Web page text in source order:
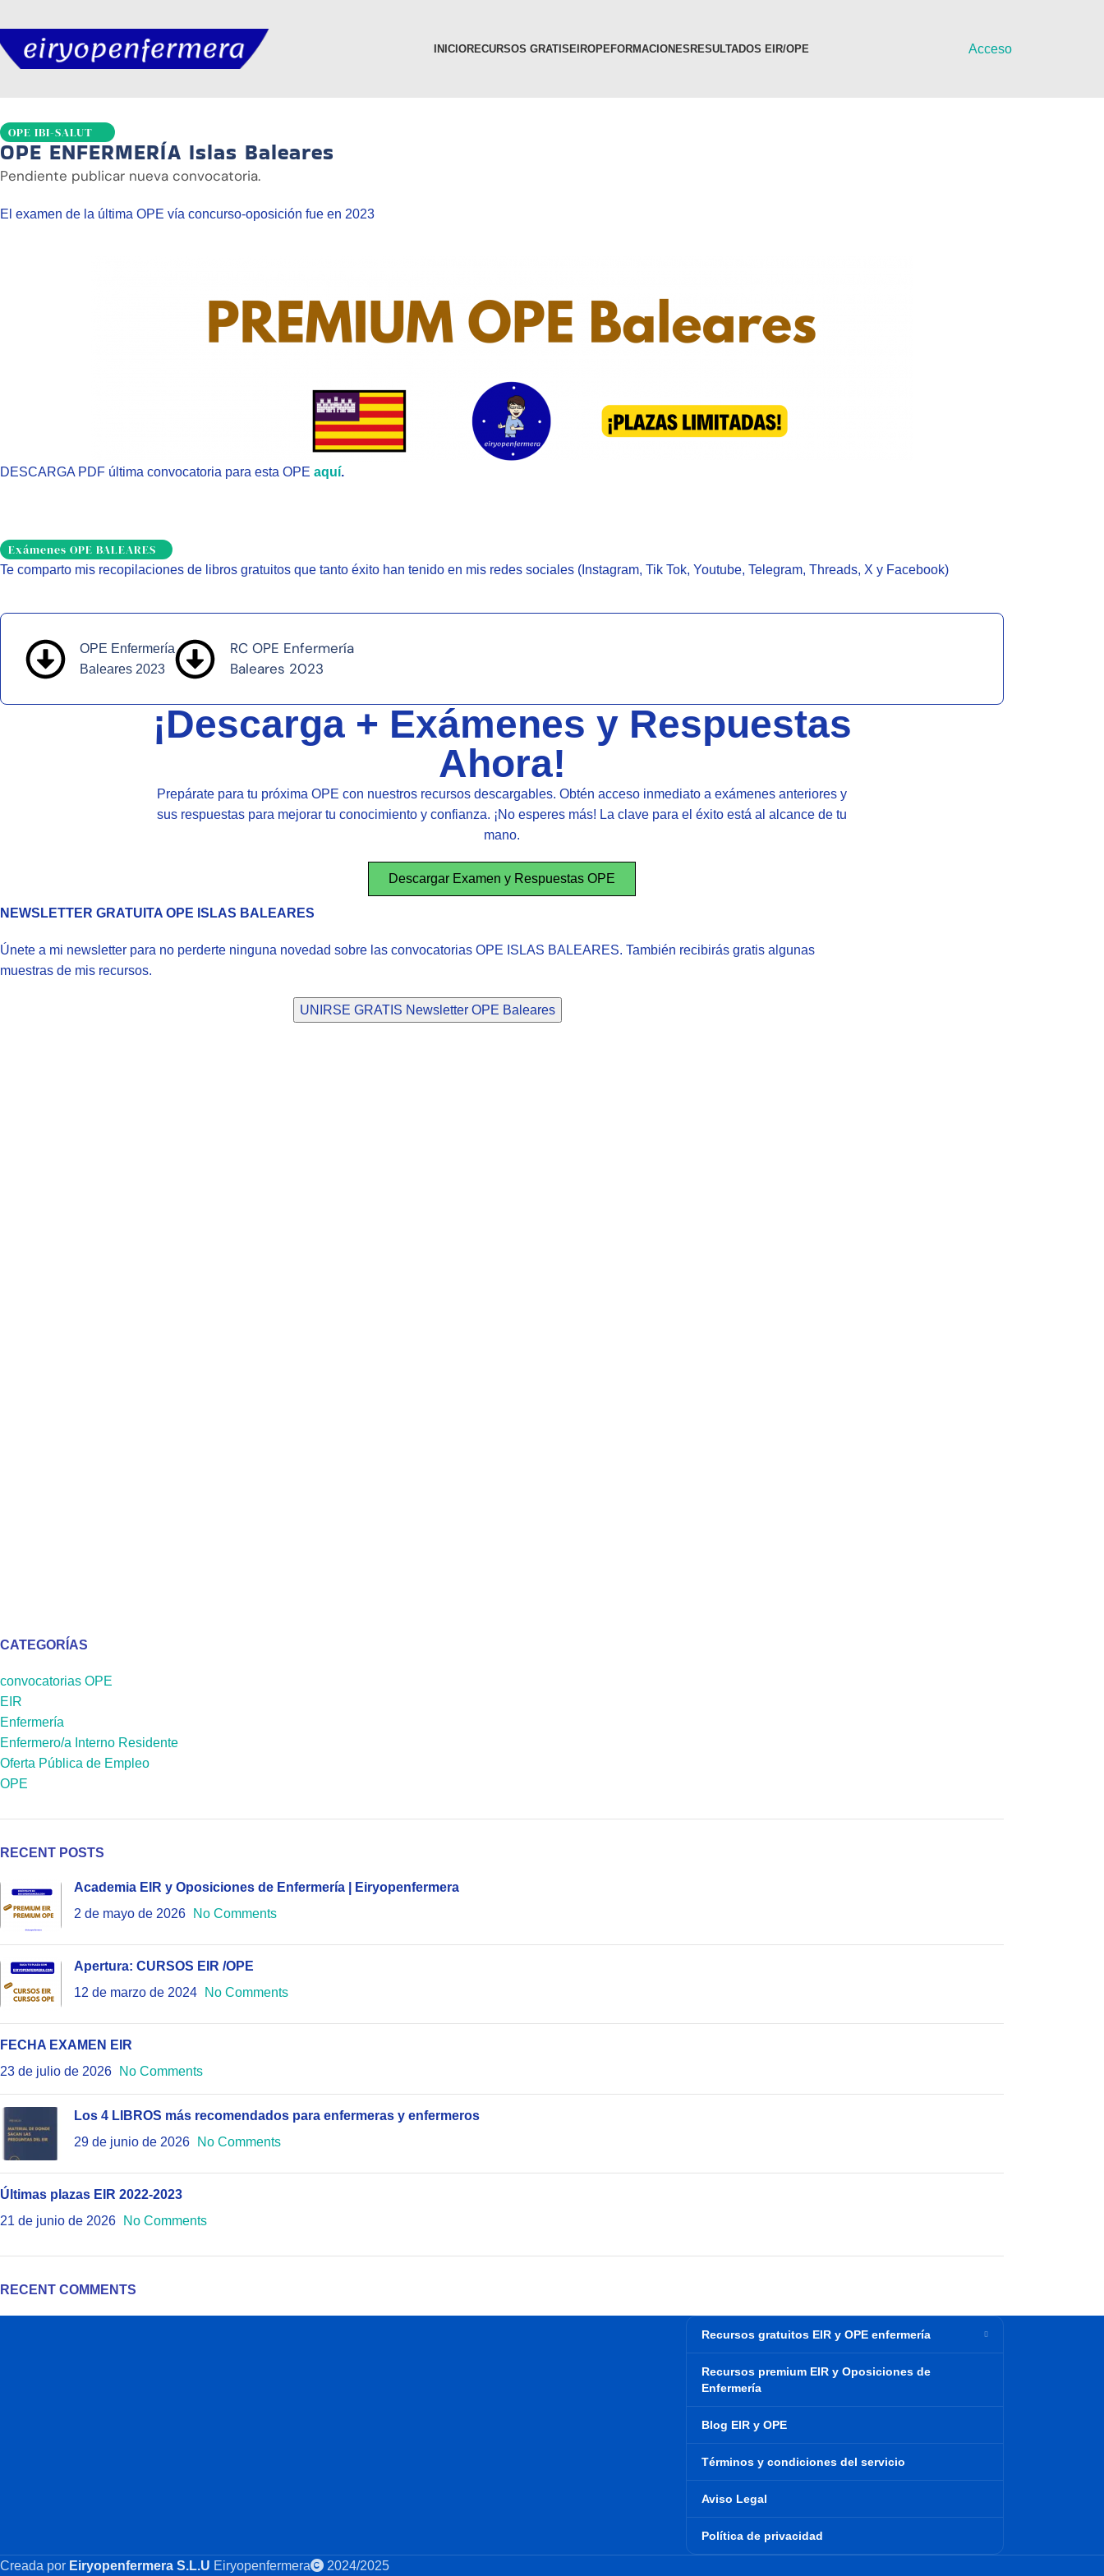
INICIORECURSOS GRATIS EIROPEFORMACIONES RESULTADOS EIR/OPE Acceso
OPE IBI-SALUT
OPE ENFERMERÍA Islas Baleares
Pendiente publicar nueva convocatoria.
El examen de la última OPE vía concurso-oposición fue en 2023
DESCARGA PDF última convocatoria para esta OPE aquí.
Exámenes OPE BALEARES
Te comparto mis recopilaciones de libros gratuitos que tanto éxito han tenido en mis redes sociales (Instagram, Tik Tok, Youtube, Telegram, Threads, X y Facebook)
OPE Enfermería
Baleares 2023
RC OPE Enfermería
Baleares 2023
¡Descarga + Exámenes y Respuestas
Ahora!
Prepárate para tu próxima OPE con nuestros recursos descargables. Obtén acceso inmediato a exámenes anteriores y
sus respuestas para mejorar tu conocimiento y confianza. ¡No esperes más! La clave para el éxito está al alcance de tu
mano.
Descargar Examen y Respuestas OPE
NEWSLETTER GRATUITA OPE ISLAS BALEARES
Únete a mi newsletter para no perderte ninguna novedad sobre las convocatorias OPE ISLAS BALEARES. También recibirás gratis algunas
muestras de mis recursos.
UNIRSE GRATIS Newsletter OPE Baleares
CATEGORÍAS
convocatorias OPE
EIR
Enfermería
Enfermero/a Interno Residente
Oferta Pública de Empleo
OPE
RECENT POSTS
Academia EIR y Oposiciones de Enfermería | Eiryopenfermera
2 de mayo de 2026
No Comments
Apertura: CURSOS EIR /OPE
12 de marzo de 2024
No Comments
FECHA EXAMEN EIR
23 de julio de 2026
No Comments
Los 4 LIBROS más recomendados para enfermeras y enfermeros
29 de junio de 2026
No Comments
Últimas plazas EIR 2022-2023
21 de junio de 2026
No Comments
RECENT COMMENTS
Recursos gratuitos EIR y OPE enfermería
Recursos premium EIR y Oposiciones de
Enfermería
Blog EIR y OPE
Términos y condiciones del servicio
Aviso Legal
Política de privacidad
Creada por Eiryopenfermera S.L.U Eiryopenfermera 2024/2025